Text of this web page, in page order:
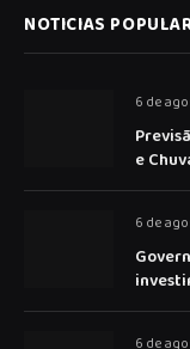
NOTICIAS
6 de
e
6 de
6 de